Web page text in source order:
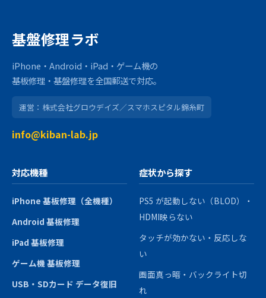
基盤修理ラボ
iPhone・Android・iPad・ゲーム機の
基板修理・基盤修理を全国郵送で対応。
運営：株式会社グロウデイズ／スマホスピタル錦糸町
info@kiban-lab.jp
対応機種
iPhone 基板修理（全機種）
Android 基板修理
iPad 基板修理
ゲーム機 基板修理
USB・SDカード データ復旧
症状から探す
PS5 が起動しない（BLOD）・
HDMI映らない
タッチが効かない・反応しな
い
画面真っ暗・バックライト切
れ